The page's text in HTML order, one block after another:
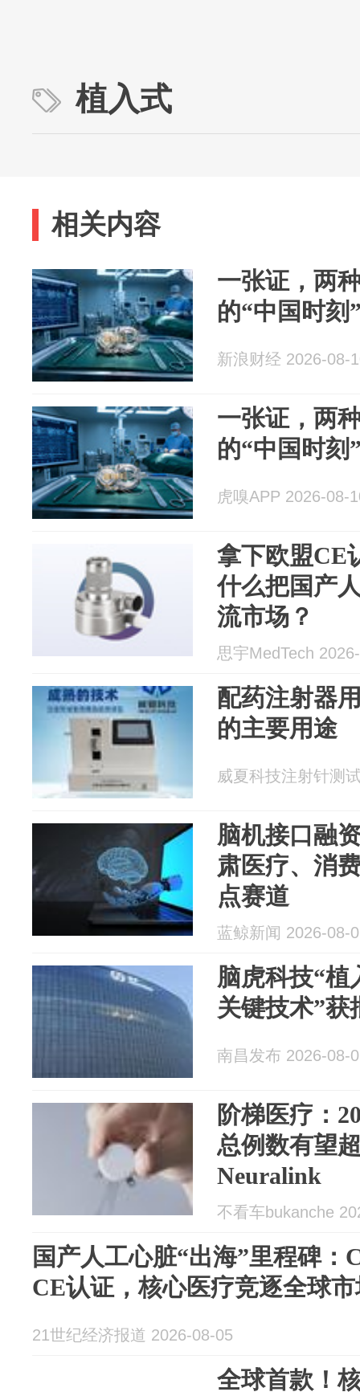
植入式
相关内容
一张证，两
的“中国时刻
新浪财经 2026-08-
一张证，两
的“中国时刻
虎嗅APP 2026-08-
拿下欧盟CE
什么把国产
流市场？
思宇MedTech
配药注射器
的主要用途
威夏科技注射针测
脑机接口融
肃医疗、消
点赛道
蓝鲸新闻 2026-08-
脑虎科技“植
关键技术”获
南昌发布 2026-08-
阶梯医疗：
总例数有望
Neuralink
不看车bukanche
国产人工心脏“出海”里程碑：
CE认证，核心医疗竞逐全球
21世纪经济报道 2026-08-05
全球首款！